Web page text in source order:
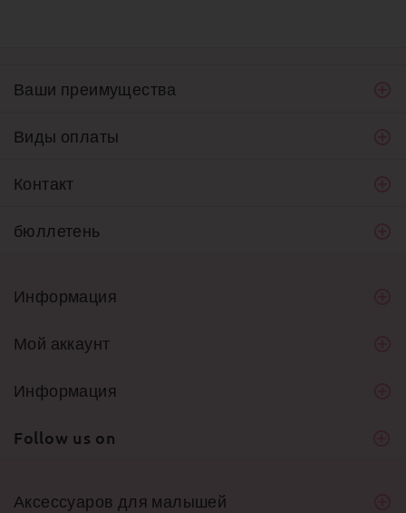
Ваши преимущества
Виды оплаты
Контакт
бюллетень
Информация
Мой аккаунт
Информация
Follow us on
Аксессуаров для малышей